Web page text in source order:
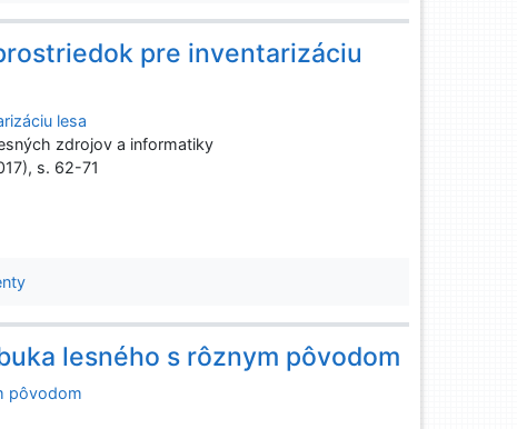
pre inventarizáciu
lesa
zdrojov a informatiky
s. 62-71
lesného s rôznym pôvodom
pôvodom